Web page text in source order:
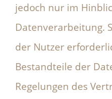
jedoch nur im
Datenverarbeitung.
der Nutzer
Bestandteile der
Regelungen des